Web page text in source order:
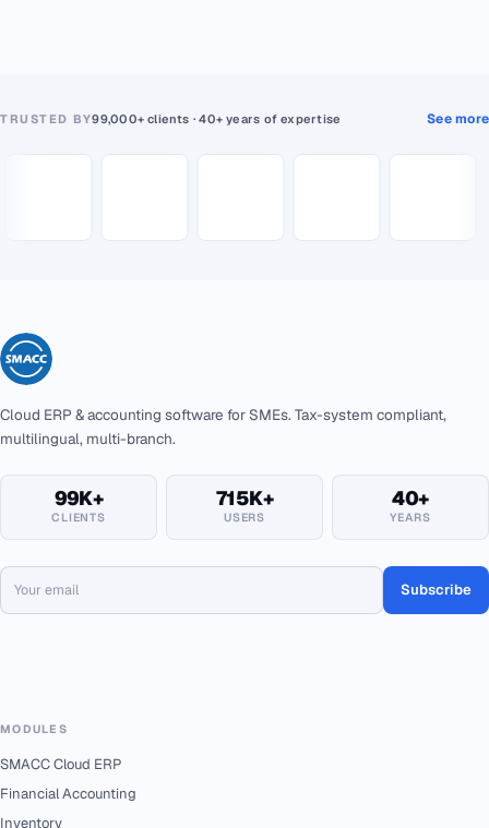
TRUSTED BY99,000+ clients · 40+ years of expertise See more
Cloud ERP & accounting software for SMEs. Tax-system compliant,
multilingual, multi-branch.
99K+
CLIENTS
715K+
USERS
40+
YEARS
Subscribe
MODULES
SMACC Cloud ERP
Financial Accounting
Inventory